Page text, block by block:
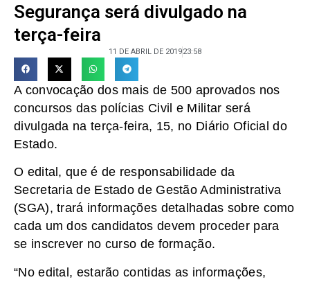
Segurança será divulgado na
terça-feira
11 DE ABRIL DE 201923:58
A convocação dos mais de 500 aprovados nos
concursos das polícias Civil e Militar será
divulgada na terça-feira, 15, no Diário Oficial do
Estado.
O edital, que é de responsabilidade da
Secretaria de Estado de Gestão Administrativa
(SGA), trará informações detalhadas sobre como
cada um dos candidatos devem proceder para
se inscrever no curso de formação.
“No edital, estarão contidas as informações,